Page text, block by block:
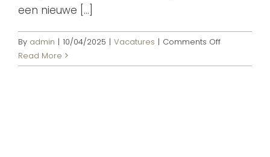
een nieuwe [...]
By admin | 10/04/2025 | Vacatures | Comments Offon
allround
Read More